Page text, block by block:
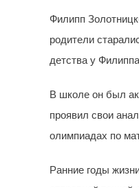
Филипп
родители
детства у
В школе он был
проявил свои
олимпиадах по
Ранние годы